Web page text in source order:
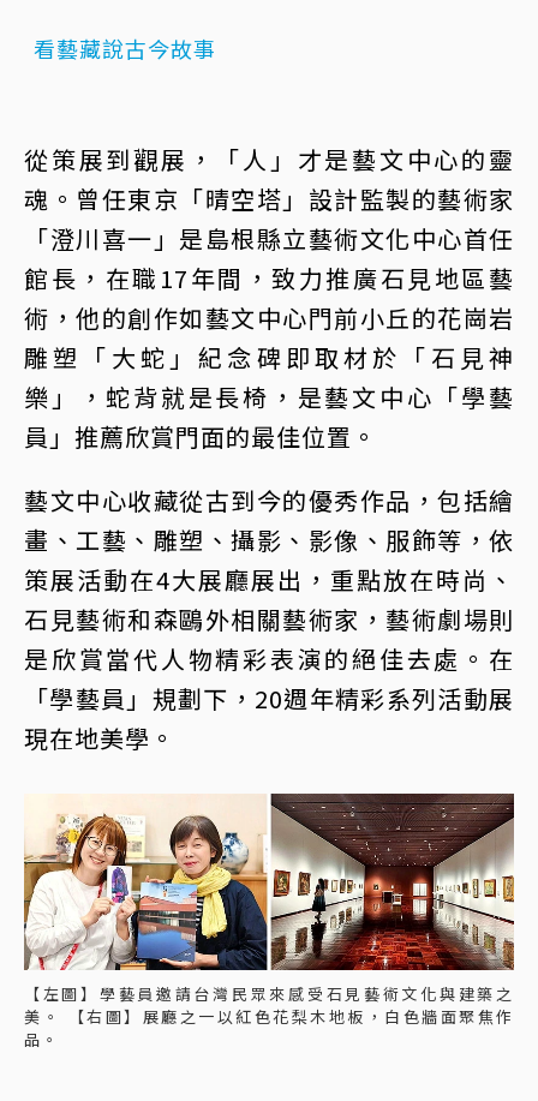
看藝藏說古今故事
從策展到觀展，「人」才是藝文中心的靈
魂。曾任東京「晴空塔」設計監製的藝術家
「澄川喜一」是島根縣立藝術文化中心首任
館長，在職17年間，致力推廣石見地區藝
術，他的創作如藝文中心門前小丘的花崗岩
雕塑「大蛇」紀念碑即取材於「石見神
樂」，蛇背就是長椅，是藝文中心「學藝
員」推薦欣賞門面的最佳位置。
藝文中心收藏從古到今的優秀作品，包括繪
畫、工藝、雕塑、攝影、影像、服飾等，依
策展活動在4大展廳展出，重點放在時尚、
石見藝術和森鷗外相關藝術家，藝術劇場則
是欣賞當代人物精彩表演的絕佳去處。在
「學藝員」規劃下，20週年精彩系列活動展
現在地美學。
【左圖】學藝員邀請台灣民眾來感受石見藝術文化與建築之
美。 【右圖】展廳之一以紅色花梨木地板，白色牆面聚焦作
品。